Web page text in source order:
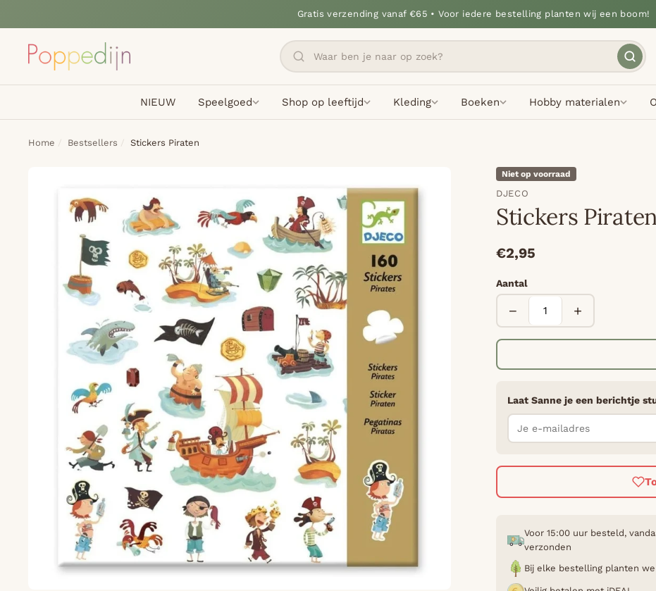
Gratis verzending vanaf €65 • Voor iedere bestelling planten wij een boom!
NIEUW Speelgoed Shop op leeftijd Kleding Boeken Hobby materialen
Home Bestsellers Stickers Piraten
Niet op voorraad
DJECO
Stickers
€2,95
Aantal
− +
Laat Sanne je een berichtje
Voor 15:00 uur besteld,
verzonden
Bij elke bestelling planten